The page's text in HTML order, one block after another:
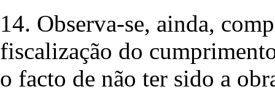
14. Observa-se, ainda,
fiscalização do
o facto de não ter sido a